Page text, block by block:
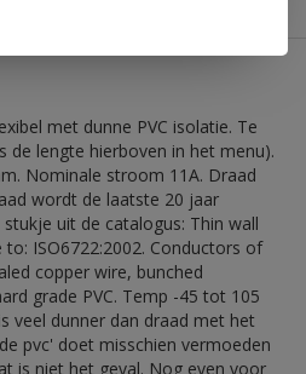
met dunne PVC isolatie. Te
de lengte hierboven in het menu).
Nominale stroom 11A. Draad
wordt de laatste 20 jaar
uit de catalogus: Thin wall
ISO6722:2002. Conductors of
copper wire, bunched
grade PVC. Temp -45 tot 105
veel dunner dan draad met het
pvc' doet misschien vermoeden
is niet het geval. Nog even voor